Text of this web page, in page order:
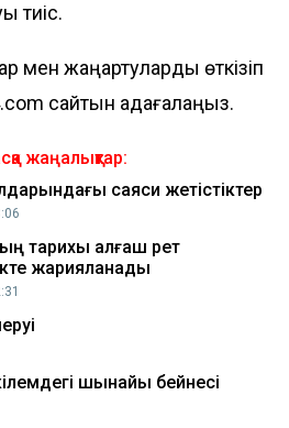
тиіс.
мен жаңартуларды өткізіп
сайтын қадағалаңыз.
жаңалықтар:
саяси жетістіктер
тарихы алғаш рет
жарияланады
шынайы бейнесі